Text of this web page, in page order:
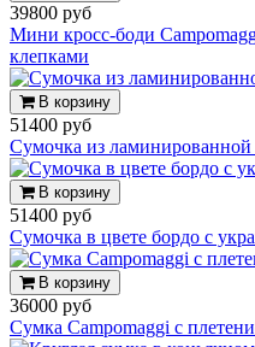
39800 руб
Мини кросс-боди
клепками
В корзину
51400 руб
Сумочка из ламинированной
В корзину
51400 руб
Сумочка в цвете бордо с
В корзину
36000 руб
Сумка Campomaggi с